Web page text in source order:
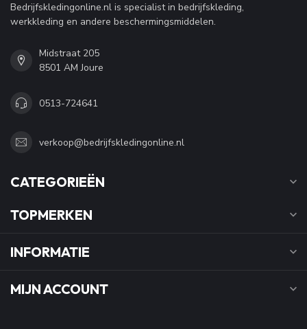
Bedrijfskledingonline.nl is specialist in bedrijfskleding,
werkkleding en andere beschermingsmiddelen.
Midstraat 205
8501 AM Joure
0513-724641
verkoop@bedrijfskledingonline.nl
CATEGORIEËN
TOPMERKEN
INFORMATIE
MIJN ACCOUNT